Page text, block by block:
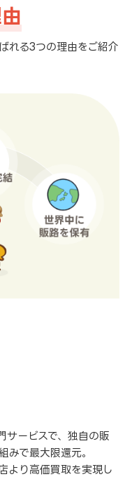
れる3つの理由をご紹介
サービスで、独自の販
みで最大限還元。
より高価買取を実現し